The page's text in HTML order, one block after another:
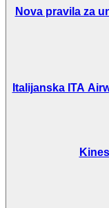
Nova pravila za
Italijanska ITA